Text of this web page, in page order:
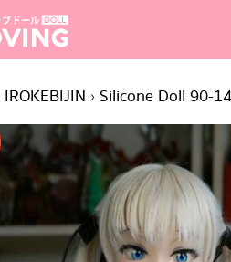
IROKEBIJIN › Silicone Doll 90-